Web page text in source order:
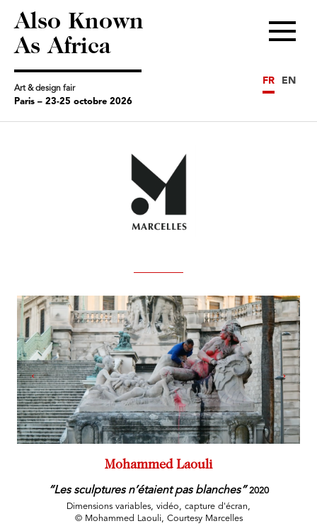
Also Known
As Africa
Art & design fair
Paris – 23-25 octobre 2026
Menu
FR EN
Mohammed Laouli
“Les sculptures n’étaient pas blanches” 2020
Dimensions variables, vidéo, capture d'écran,
© Mohammed Laouli, Courtesy Marcelles
Previous Next